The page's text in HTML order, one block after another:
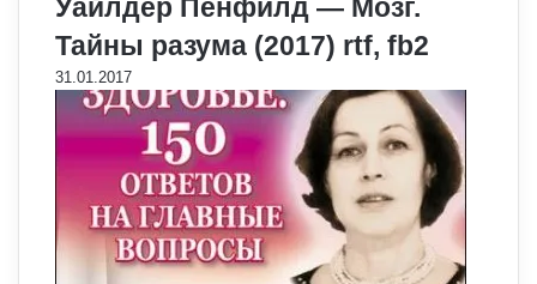
Уайлдер Пенфилд — Мозг.
Тайны разума (2017) rtf, fb2
31.01.2017